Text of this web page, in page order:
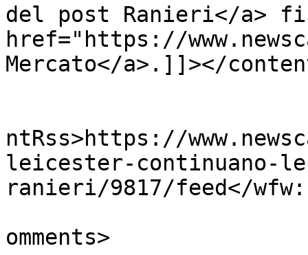
del post Ranieri</a>
href="https://
Mercato</a>.]]></
ntRss>https://
leicester-continuano-
ranieri/9817/feed</
omments>